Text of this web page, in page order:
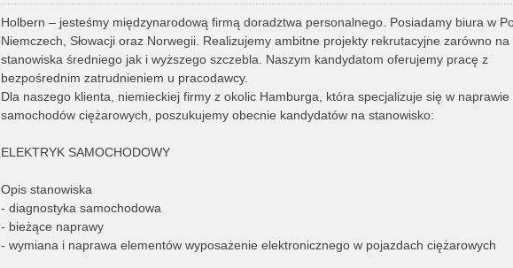
Holbern – jesteśmy międzynarodową firmą doradztwa personalnego. Posiadamy biura w
Niemczech, Słowacji oraz Norwegii. Realizujemy ambitne projekty rekrutacyjne zarówno na
stanowiska średniego jak i wyższego szczebla. Naszym kandydatom oferujemy pracę z
bezpośrednim zatrudnieniem u pracodawcy.
Dla naszego klienta, niemieckiej firmy z okolic Hamburga, która specjalizuje się w naprawie
samochodów ciężarowych, poszukujemy obecnie kandydatów na stanowisko:
ELEKTRYK SAMOCHODOWY
Opis stanowiska
- diagnostyka samochodowa
- bieżące naprawy
- wymiana i naprawa elementów wyposażenie elektronicznego w pojazdach ciężarowych